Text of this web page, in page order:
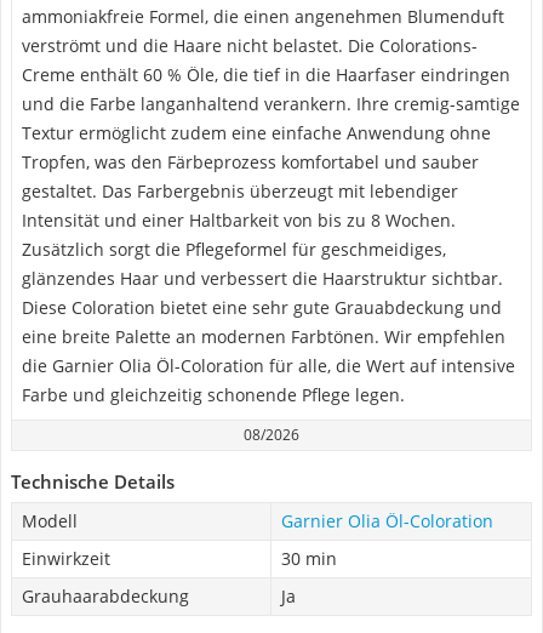
ammoniakfreie Formel, die einen angenehmen Blumenduft
verströmt und die Haare nicht belastet. Die Colorations-
Creme enthält 60 % Öle, die tief in die Haarfaser eindringen
und die Farbe langanhaltend verankern. Ihre cremig-samtige
Textur ermöglicht zudem eine einfache Anwendung ohne
Tropfen, was den Färbeprozess komfortabel und sauber
gestaltet. Das Farbergebnis überzeugt mit lebendiger
Intensität und einer Haltbarkeit von bis zu 8 Wochen.
Zusätzlich sorgt die Pflegeformel für geschmeidiges,
glänzendes Haar und verbessert die Haarstruktur sichtbar.
Diese Coloration bietet eine sehr gute Grauabdeckung und
eine breite Palette an modernen Farbtönen. Wir empfehlen
die Garnier Olia Öl-Coloration für alle, die Wert auf intensive
Farbe und gleichzeitig schonende Pflege legen.
08/2026
Technische Details
Modell
Garnier Olia Öl-Coloration
Einwirkzeit
30 min
Grauhaarabdeckung
Ja